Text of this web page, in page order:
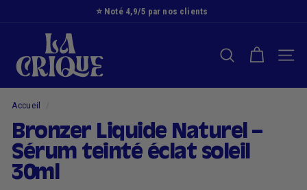
⭐️ Noté 4,9/5 par nos clients
a
C
r
i
q
u
e
RECHERCHER
Accueil
Bronzer Liquide Naturel –
Sérum teinté éclat soleil
30ml